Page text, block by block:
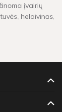
įvairių
heloivinas,
t.t.).
dienų.